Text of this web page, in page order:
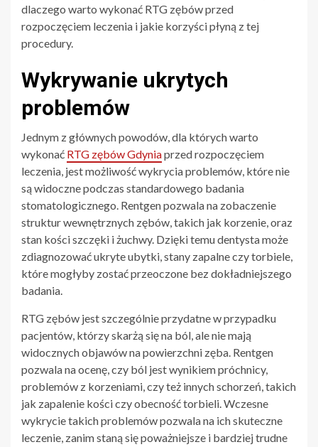
dlaczego warto wykonać RTG zębów przed
rozpoczęciem leczenia i jakie korzyści płyną z tej
procedury.
Wykrywanie ukrytych
problemów
Jednym z głównych powodów, dla których warto
wykonać RTG zębów Gdyniaprzed rozpoczęciem
leczenia, jest możliwość wykrycia problemów, które nie
są widoczne podczas standardowego badania
stomatologicznego. Rentgen pozwala na zobaczenie
struktur wewnętrznych zębów, takich jak korzenie, oraz
stan kości szczęki i żuchwy. Dzięki temu dentysta może
zdiagnozować ukryte ubytki, stany zapalne czy torbiele,
które mogłyby zostać przeoczone bez dokładniejszego
badania.
RTG zębów jest szczególnie przydatne w przypadku
pacjentów, którzy skarżą się na ból, ale nie mają
widocznych objawów na powierzchni zęba. Rentgen
pozwala na ocenę, czy ból jest wynikiem próchnicy,
problemów z korzeniami, czy też innych schorzeń, takich
jak zapalenie kości czy obecność torbieli. Wczesne
wykrycie takich problemów pozwala na ich skuteczne
leczenie, zanim staną się poważniejsze i bardziej trudne